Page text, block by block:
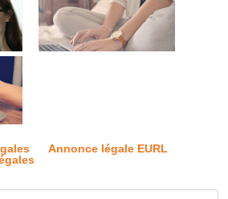
Annonce légale EURL